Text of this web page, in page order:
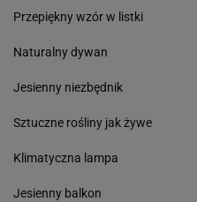
Przepiękny wzór w listki
Naturalny dywan
Jesienny niezbędnik
Sztuczne rośliny jak żywe
Klimatyczna lampa
Jesienny balkon